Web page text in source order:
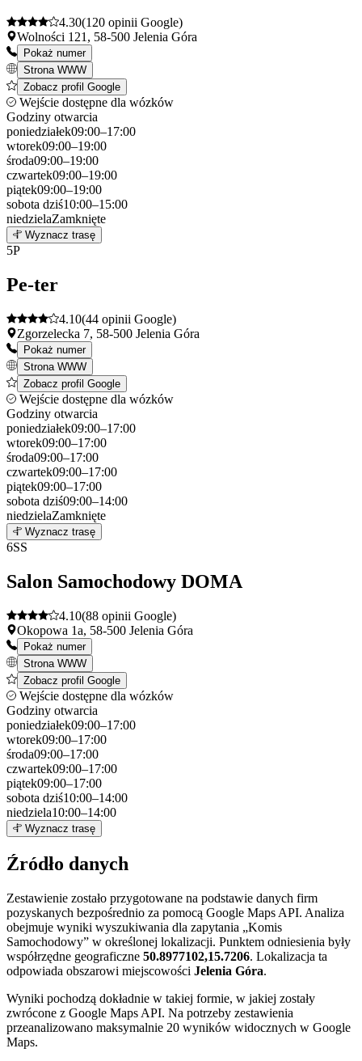
4.30(120 opinii Google)
Wolności 121, 58-500 Jelenia Góra
Pokaż numer
Strona WWW
Zobacz profil Google
Wejście dostępne dla wózków
Godziny otwarcia
poniedziałek09:00–17:00
wtorek09:00–19:00
środa09:00–19:00
czwartek09:00–19:00
piątek09:00–19:00
sobota dziś10:00–15:00
niedzielaZamknięte
+
Wyznacz trasę
5P
Pe-ter
4.10(44 opinii Google)
Zgorzelecka 7, 58-500 Jelenia Góra
Pokaż numer
Strona WWW
Zobacz profil Google
Wejście dostępne dla wózków
Godziny otwarcia
poniedziałek09:00–17:00
wtorek09:00–17:00
środa09:00–17:00
czwartek09:00–17:00
piątek09:00–17:00
sobota dziś09:00–14:00
niedzielaZamknięte
+
−
Wyznacz trasę
6SS
Salon Samochodowy DOMA
4.10(88 opinii Google)
Okopowa 1a, 58-500 Jelenia Góra
Pokaż numer
Strona WWW
Zobacz profil Google
Wejście dostępne dla wózków
Godziny otwarcia
poniedziałek09:00–17:00
wtorek09:00–17:00
środa09:00–17:00
czwartek09:00–17:00
piątek09:00–17:00
sobota dziś10:00–14:00
niedziela10:00–14:00
+
−
Wyznacz trasę
Źródło danych
Zestawienie zostało przygotowane na podstawie danych firm
pozyskanych bezpośrednio za pomocą Google Maps API. Analiza
obejmuje wyniki wyszukiwania dla zapytania „Komis
Samochodowy” w określonej lokalizacji. Punktem odniesienia były
współrzędne geograficzne 50.8977102,15.7206. Lokalizacja ta
odpowiada obszarowi miejscowości Jelenia Góra.
Wyniki pochodzą dokładnie w takiej formie, w jakiej zostały
zwrócone z Google Maps API. Na potrzeby zestawienia
przeanalizowano maksymalnie 20 wyników widocznych w Google
Maps.